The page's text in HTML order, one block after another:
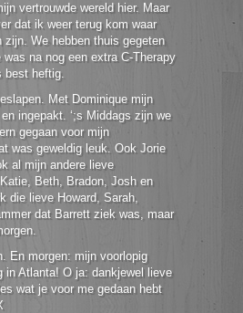
vertrouwde wereld hier. Maar
dat ik weer terug kom waar
zijn. We hebben thuis gegeten
na nog een extra C-Therapy
best heftig.
Met Dominique mijn
ingepakt. ‘;s Middags zijn we
gegaan voor mijn
was geweldig leuk. Ook Jorie
al mijn andere lieve
Beth, Bradon, Josh en
die lieve Howard, Sarah,
dat Barrett ziek was, maar
En morgen: mijn voorlopig
in Atlanta! O ja: dankjewel lieve
wat je voor me gedaan hebt